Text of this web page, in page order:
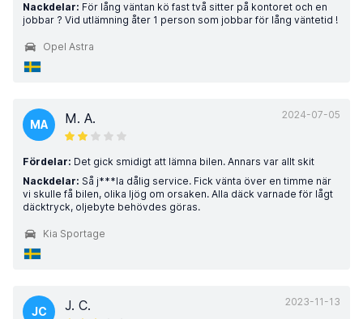
Nackdelar: För lång väntan kö fast två sitter på kontoret och en
jobbar ? Vid utlämning åter 1 person som jobbar för lång väntetid !
Opel Astra
2024-07-05
MA M. A.
Fördelar: Det gick smidigt att lämna bilen. Annars var allt skit
Nackdelar: Så j***la dålig service. Fick vänta över en timme när
vi skulle få bilen, olika ljög om orsaken. Alla däck varnade för lågt
däcktryck, oljebyte behövdes göras.
Kia Sportage
2023-11-13
JC J. C.